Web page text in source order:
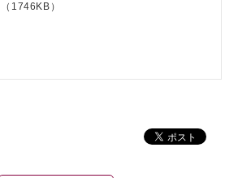
（1746KB）